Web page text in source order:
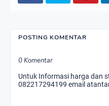
POSTING KOMENTAR
0 Komentar
Untuk Informasi harga dan
082217294199 email